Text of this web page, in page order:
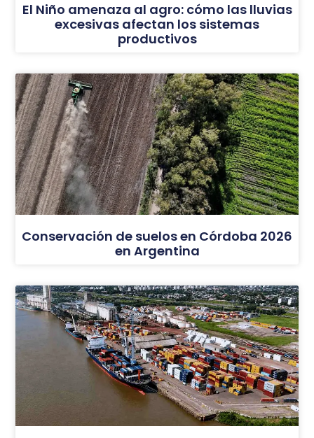
El Niño amenaza al agro: cómo las lluvias
excesivas afectan los sistemas
productivos
Conservación de suelos en Córdoba 2026
en Argentina